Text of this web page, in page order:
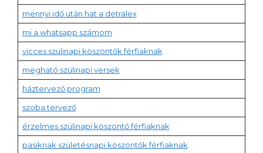
mennyi idő után hat a detralex
mi a whatsapp számom
vicces szülinapi köszöntők férfiaknak
megható szülinapi versek
háztervező program
szoba tervező
érzelmes szülinapi köszöntő férfiaknak
pasiknak születésnapi köszöntők férfiaknak